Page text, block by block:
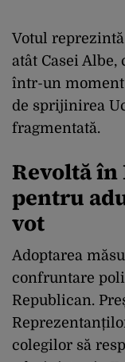
Votul
atât Casei
într-un
de sprijinirea
fragmentată.
Revoltă
pentru
vot
Adoptarea
confruntare
Republican.
colegilor să